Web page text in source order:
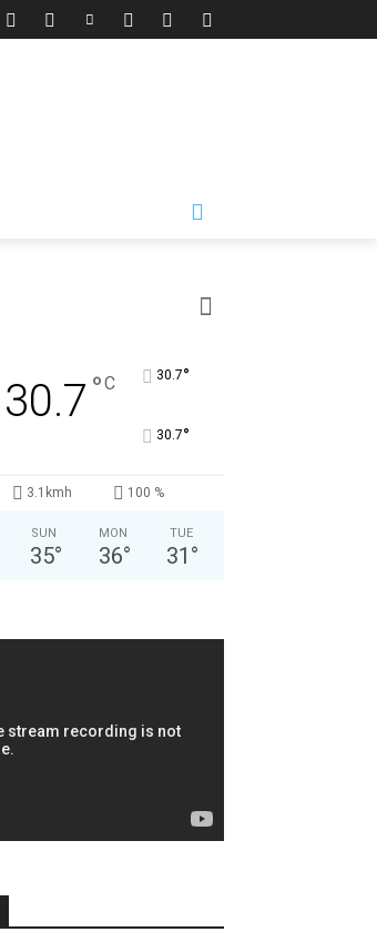
30.7 °C 30.7°
30.7°
3.1kmh 100 %
SUN
35°
MON
36°
TUE
31 °